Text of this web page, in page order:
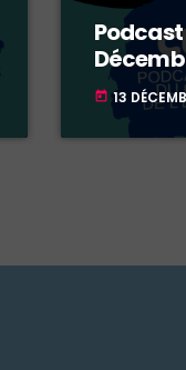
Podcast
today 13